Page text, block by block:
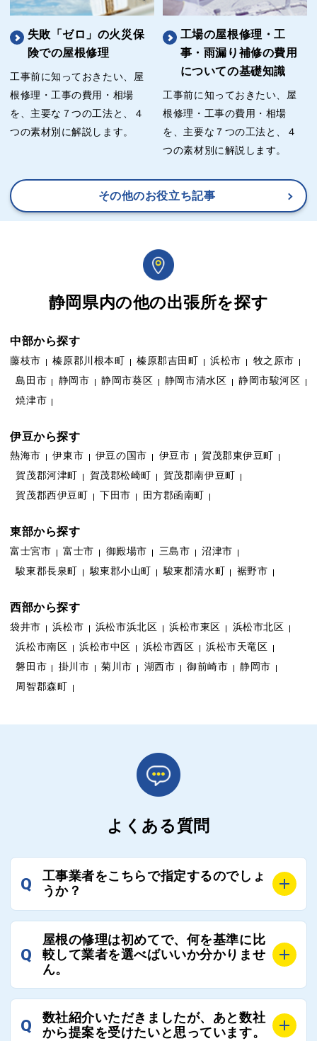
失敗「ゼロ」の火災保
険での屋根修理
工事前に知っておきたい、屋
根修理・工事の費用・相場
を、主要な７つの工法と、４
つの素材別に解説します。
工場の屋根修理・工
事・雨漏り補修の費用
についての基礎知識
工事前に知っておきたい、屋
根修理・工事の費用・相場
を、主要な７つの工法と、４
つの素材別に解説します。
その他のお役立ち記事
静岡県内の他の出張所を探す
中部から探す
藤枝市 榛原郡川根本町 榛原郡吉田町 浜松市
牧之原市
島田市
静岡市 静岡市葵区 静岡市清水区
静岡市駿河区
焼津市
伊豆から探す
熱海市 伊東市 伊豆の国市 伊豆市
賀茂郡東伊豆町
賀茂郡河津町
賀茂郡松崎町
賀茂郡南伊豆町
賀茂郡西伊豆町
下田市 田方郡函南町
東部から探す
富士宮市 富士市 御殿場市 三島市
沼津市
駿東郡長泉町
駿東郡小山町 駿東郡清水町 裾野市
西部から探す
袋井市 浜松市 浜松市浜北区 浜松市東区
浜松市北区
浜松市南区
浜松市中区 浜松市西区
浜松市天竜区
磐田市
掛川市 菊川市 湖西市 御前崎市
静岡市
周智郡森町
よくある質問
Q
工事業者をこちらで指定するのでしょ
うか？
お客様のご要望をお聞きし、条件に合った工事業者を
最大3社まで選定し、ご紹介いたします。
そのため、お客様に比較する業者を選定いただく必要
Q
屋根の修理は初めてで、何を基準に比
較して業者を選べばいいか分かりませ
ん。
選定基準はお客様によって異なりますが、価格はもち
ろんのこと、実績面や保証面、担当者の人柄や社歴、
Q
数社紹介いただきましたが、あと数社
から提案を受けたいと思っています。